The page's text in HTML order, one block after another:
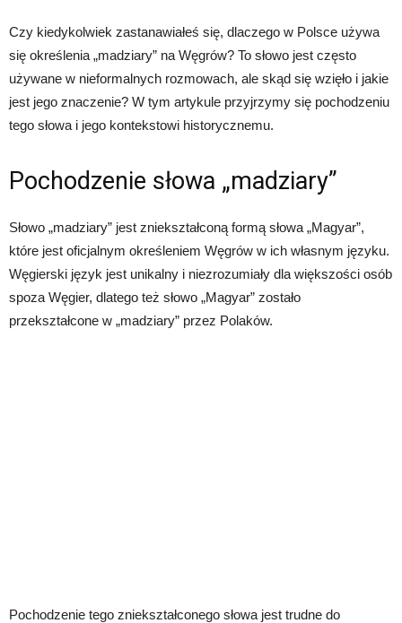
Czy kiedykolwiek zastanawiałeś się, dlaczego w Polsce używa
się określenia „madziary” na Węgrów? To słowo jest często
używane w nieformalnych rozmowach, ale skąd się wzięło i jakie
jest jego znaczenie? W tym artykule przyjrzymy się pochodzeniu
tego słowa i jego kontekstowi historycznemu.
Pochodzenie słowa „madziary”
Słowo „madziary” jest zniekształconą formą słowa „Magyar”,
które jest oficjalnym określeniem Węgrów w ich własnym języku.
Węgierski język jest unikalny i niezrozumiały dla większości osób
spoza Węgier, dlatego też słowo „Magyar” zostało
przekształcone w „madziary” przez Polaków.
Pochodzenie tego zniekształconego słowa jest trudne do